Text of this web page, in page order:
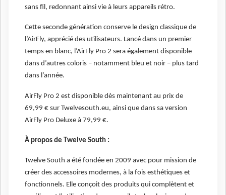
sans fil, redonnant ainsi vie à leurs appareils rétro.
Cette seconde génération conserve le design classique de
l’AirFly, apprécié des utilisateurs. Lancé dans un premier
temps en blanc, l’AirFly Pro 2 sera également disponible
dans d’autres coloris – notamment bleu et noir – plus tard
dans l’année.
AirFly Pro 2 est disponible dès maintenant au prix de
69,99 € sur Twelvesouth.eu, ainsi que dans sa version
AirFly Pro Deluxe à 79,99 €.
À propos de Twelve South :
Twelve South a été fondée en 2009 avec pour mission de
créer des accessoires modernes, à la fois esthétiques et
fonctionnels. Elle conçoit des produits qui complètent et